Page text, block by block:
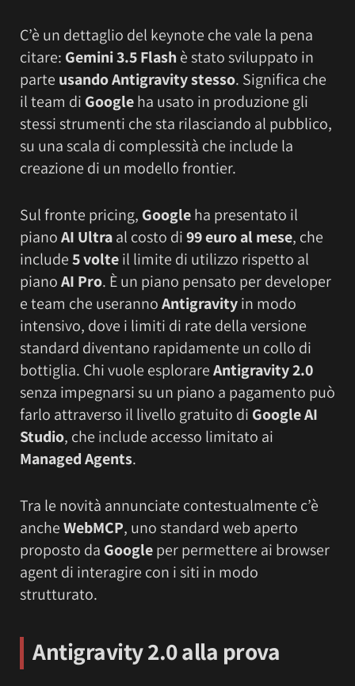
C’è un dettaglio del keynote che vale la pena
citare: Gemini 3.5 Flashè stato sviluppato in
parte usando Antigravity stesso. Significa che
il team di Googleha usato in produzione gli
stessi strumenti che sta rilasciando al pubblico,
su una scala di complessità che include la
creazione di un modello frontier.
Sul fronte pricing, Googleha presentato il
pianoAI Ultraal costo di99 euro al mese, che
include5 volteil limite di utilizzo rispetto al
pianoAI Pro. È un piano pensato per developer
e team che userannoAntigravityin modo
intensivo, dove i limiti di rate della versione
standard diventano rapidamente un collo di
bottiglia. Chi vuole esplorareAntigravity 2.0
senza impegnarsi su un piano a pagamento può
farlo attraverso il livello gratuito di Google AI
Studio, che include accesso limitato ai
Managed Agents.
Tra le novità annunciate contestualmente c’è
ancheWebMCP, uno standard web aperto
proposto da Googleper permettere ai browser
agent di interagire con i siti in modo
strutturato.
Antigravity 2.0 alla prova